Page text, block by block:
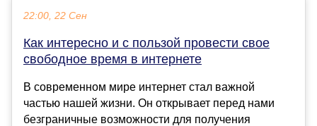
22:00, 22 Сен
Как интересно и с пользой провести свое
свободное время в интернете
В современном мире интернет стал важной
частью нашей жизни. Он открывает перед нами
безграничные возможности для получения